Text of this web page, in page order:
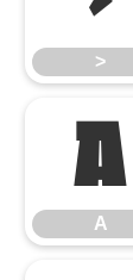
>
A
A